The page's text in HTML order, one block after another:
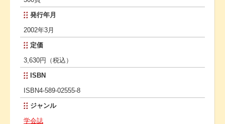
発行年月
2002年3月
定価
3,630円（税込）
ISBN
ISBN4-589-02555-8
ジャンル
学会誌